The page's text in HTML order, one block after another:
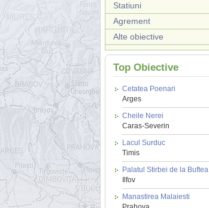
Statiuni
Agrement
Alte obiective
Top Obiective
Cetatea Poenari
Arges
Cheile Nerei
Caras-Severin
Lacul Surduc
Timis
Palatul Stirbei de la Buftea
Ilfov
Manastirea Malaiesti